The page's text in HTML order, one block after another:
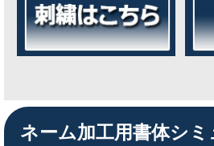
ネーム加工用書体シ